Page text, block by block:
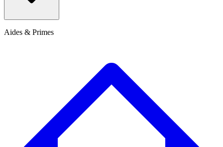
Aides & Primes